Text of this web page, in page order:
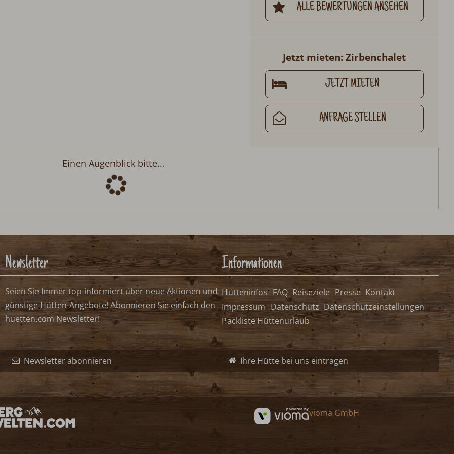
ALLE BEWERTUNGEN ANSEHEN
Jetzt mieten: Zirbenchalet
JETZT MIETEN
ANFRAGE STELLEN
Abreise:keine Auswahl
frei, mögliches Anreisedatum
frei, kein Anreisedatum